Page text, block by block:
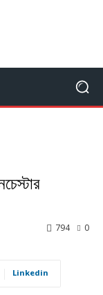
0
794
Linkedin